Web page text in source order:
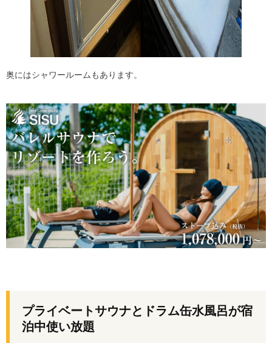
奥にはシャワールームもあります。
プライベートサウナとドラム缶水風呂が宿
泊中使い放題